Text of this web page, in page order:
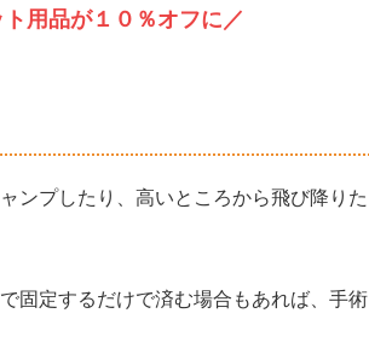
用品が１０％オフに／
ンプしたり、高いところから飛び降りた
固定するだけで済む場合もあれば、手術